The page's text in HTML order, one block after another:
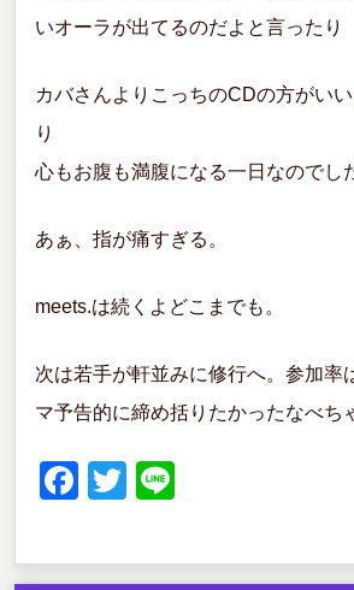
いオーラが出てるのだよと言ったり
カバさんよりこっちのCDの方がい
り
心もお腹も満腹になる一日なのでし
あぁ、指が痛すぎる。
meets.は続くよどこまでも。
次は若手が軒並みに修行へ。参加率
マ予告的に締め括りたかったなべち
F
c
T
tt
e